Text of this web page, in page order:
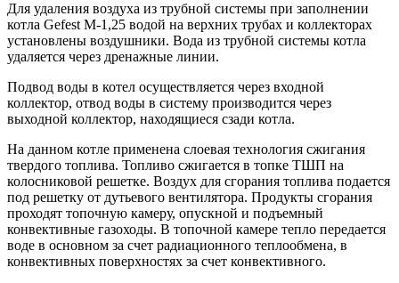
Для удаления воздуха из трубной системы при заполнении
котла Gefest M-1,25 водой на верхних трубах и коллекторах
установлены воздушники. Вода из трубной системы котла
удаляется через дренажные линии.
Подвод воды в котел осуществляется через входной
коллектор, отвод воды в систему производится через
выходной коллектор, находящиеся сзади котла.
На данном котле применена слоевая технология сжигания
твердого топлива. Топливо сжигается в топке ТШП на
колосниковой решетке. Воздух для сгорания топлива подается
под решетку от дутьевого вентилятора. Продукты сгорания
проходят топочную камеру, опускной и подъемный
конвективные газоходы. В топочной камере тепло передается
воде в основном за счет радиационного теплообмена, в
конвективных поверхностях за счет конвективного.